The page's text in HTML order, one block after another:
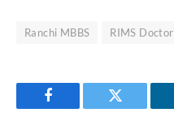
Ranchi MBBS RIMS Doctor
Facebook Twitter